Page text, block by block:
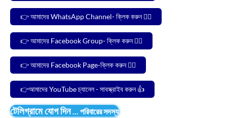
👉 আমাদের WhatsApp Channel- ক্লিক করুন 🙋‍♂️
👉 আমাদের Facebook Group- ক্লিক করুন 🙋‍♂️
👉 আমাদের Facebook Page-ক্লিক করুন 🙋‍♂️
👉আমাদের YouTube চ্যানেল - সাবস্ক্রাইব করুন 👍
টেলিগ্রামে যোগ দিন... পরিবারের সদস্য